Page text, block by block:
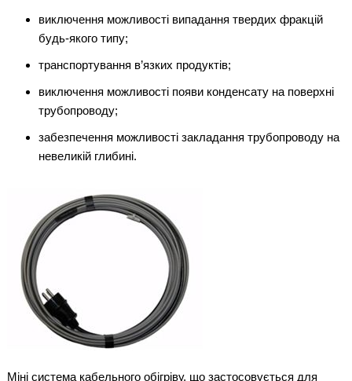
виключення можливості випадання твердих фракцій
будь-якого типу;
транспортування в’язких продуктів;
виключення можливості появи конденсату на поверхні
трубопроводу;
забезпечення можливості закладання трубопроводу на
невеликій глибині.
Міні система кабельного обігріву, що застосовується для